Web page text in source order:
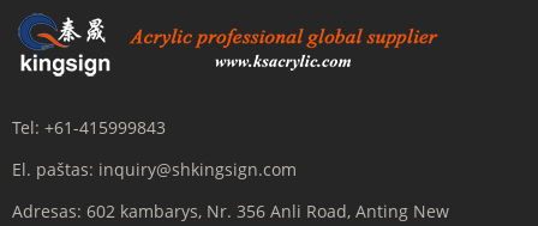
Tel: +61-415999843
El. paštas: inquiry@shkingsign.com
Adresas: 602 kambarys, Nr. 356 Anli Road, Anting New